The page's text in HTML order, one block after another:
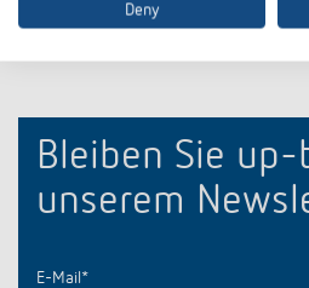
Bleiben Sie
unserem
E-Mail *
Deny